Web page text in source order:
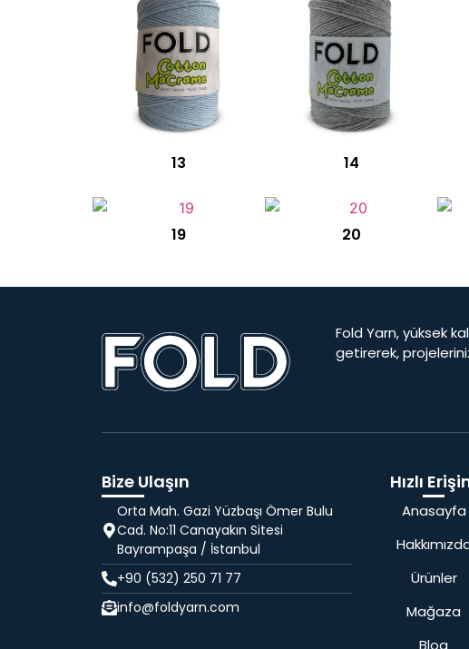
13 14
19 20
Fold Yarn, yüksek
getirerek,
Bize Ulaşın
Orta Mah. Gazi Yüzbaşı Ömer Bulu
Cad. No:11 Canayakın Sitesi
Bayrampaşa / İstanbul
+90 (532) 250 71 77
info@foldyarn.com
Hızlı
Anasayfa
Ürünler
Mağaza